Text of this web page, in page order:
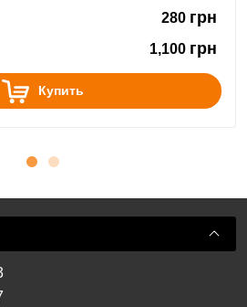
280 грн
1,100 грн
Купить